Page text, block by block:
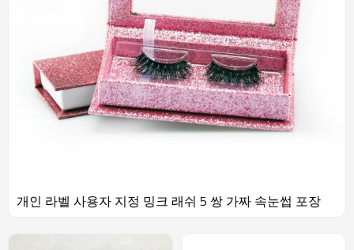
다. 우리의 일상은 충만하고 행복합니다!우리는 SP lahes, 저희 회사
에 오신 것을 환영합니다! 스트립 아이 1,3D Faux Mink Strip Lashes
2,3D밍크 스트립 속눈썹 삼,크리스탈 스트립 속눈썹 4,미리 디자인
된 스트립 래시 5,3D말 모피 스트립 속눈썹 6,25mm 스트립 속눈썹
7,인간의 헤어 스트립 속눈썹 8,작은 3D밍크 스트립 속눈썹 아이 랏
확장 1,짧은 루트 볼륨 속눈썹 확장 2,긴 뿌리 볼륨 속눈썹 확장 삼,
가짜 속눈썹 속눈썹 4,편평한 속눈썹 연장 5,밍크 속눈썹 확장 6,개
화 속눈썹 연장 7,속눈썹 연장 8,항아리 용 속눈썹 확장 아이 랏슈 도
구 1,속눈썹 풀 2,족집게 삼,속눈썹 브러쉬 4,에어컨 팬 건조 5,눈 패
개인 라벨 사용자 지정 밍크 래쉬 5 쌍 가짜 속눈썹 포장